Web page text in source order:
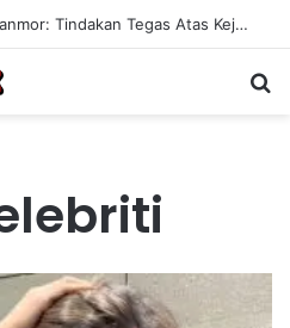
Penangkapan Bandit Curanmor: Tindakan Tegas Atas Kejahatan Sepeda Motor